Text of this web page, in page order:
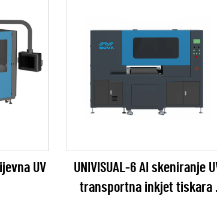
UV
UNIVISUAL-6 AI skeniranje
transportna inkjet tiskara